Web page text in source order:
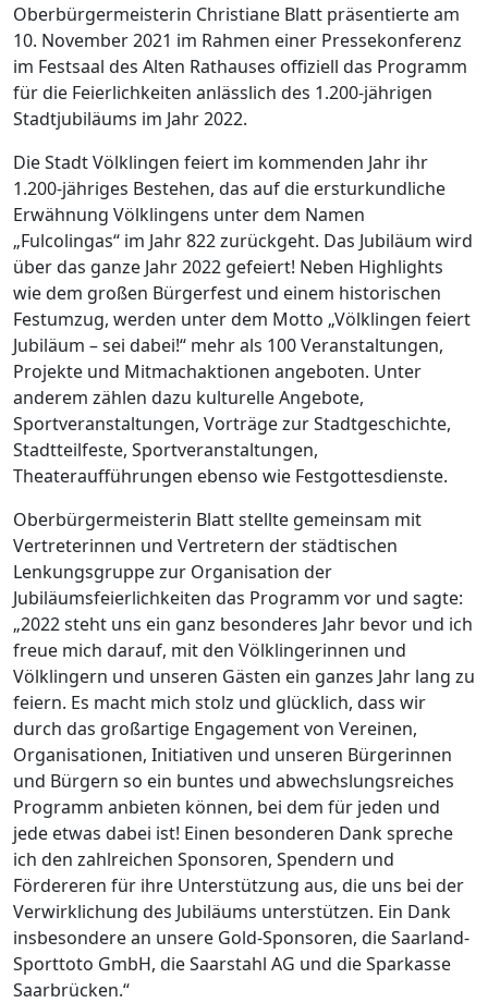
Oberbürgermeisterin Christiane Blatt präsentierte am
10. November 2021 im Rahmen einer Pressekonferenz
im Festsaal des Alten Rathauses offiziell das Programm
für die Feierlichkeiten anlässlich des 1.200-jährigen
Stadtjubiläums im Jahr 2022.
Die Stadt Völklingen feiert im kommenden Jahr ihr
1.200-jähriges Bestehen, das auf die ersturkundliche
Erwähnung Völklingens unter dem Namen
„Fulcolingas“ im Jahr 822 zurückgeht. Das Jubiläum wird
über das ganze Jahr 2022 gefeiert! Neben Highlights
wie dem großen Bürgerfest und einem historischen
Festumzug, werden unter dem Motto „Völklingen feiert
Jubiläum – sei dabei!“ mehr als 100 Veranstaltungen,
Projekte und Mitmachaktionen angeboten. Unter
anderem zählen dazu kulturelle Angebote,
Sportveranstaltungen, Vorträge zur Stadtgeschichte,
Stadtteilfeste, Sportveranstaltungen,
Theateraufführungen ebenso wie Festgottesdienste.
Oberbürgermeisterin Blatt stellte gemeinsam mit
Vertreterinnen und Vertretern der städtischen
Lenkungsgruppe zur Organisation der
Jubiläumsfeierlichkeiten das Programm vor und sagte:
„2022 steht uns ein ganz besonderes Jahr bevor und ich
freue mich darauf, mit den Völklingerinnen und
Völklingern und unseren Gästen ein ganzes Jahr lang zu
feiern. Es macht mich stolz und glücklich, dass wir
durch das großartige Engagement von Vereinen,
Organisationen, Initiativen und unseren Bürgerinnen
und Bürgern so ein buntes und abwechslungsreiches
Programm anbieten können, bei dem für jeden und
jede etwas dabei ist! Einen besonderen Dank spreche
ich den zahlreichen Sponsoren, Spendern und
Fördereren für ihre Unterstützung aus, die uns bei der
Verwirklichung des Jubiläums unterstützen. Ein Dank
insbesondere an unsere Gold-Sponsoren, die Saarland-
Sporttoto GmbH, die Saarstahl AG und die Sparkasse
Saarbrücken.“